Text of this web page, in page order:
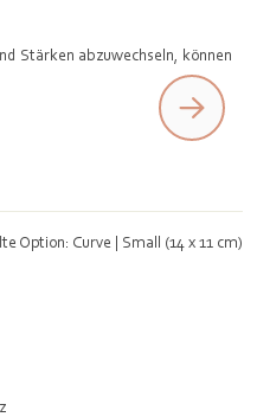
Stärken abzuwechseln, können
Option: Curve | Small (14 x 11 cm)